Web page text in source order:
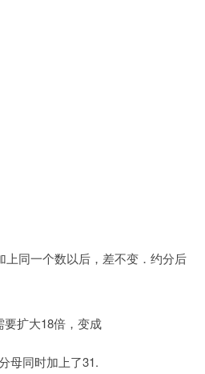
上同一个数以后，差不变．约分后
扩大18倍，变成
母同时加上了31.